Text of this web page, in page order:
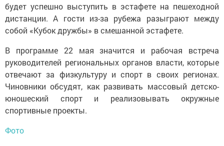
будет успешно выступить в эстафете на пешеходной
дистанции. А гости из-за рубежа разыграют между
собой «Кубок дружбы» в смешанной эстафете.
В программе 22 мая значится и рабочая встреча
руководителей региональных органов власти, которые
отвечают за физкультуру и спорт в своих регионах.
Чиновники обсудят, как развивать массовый детско-
юношеский спорт и реализовывать окружные
спортивные проекты.
Фото